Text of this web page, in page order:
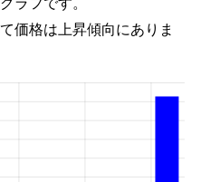
価格は上昇傾向にありま